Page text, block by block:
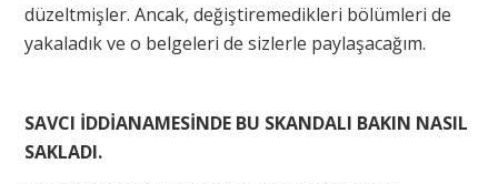
düzeltmişler. Ancak, değiştiremedikleri bölümleri de
yakaladık ve o belgeleri de sizlerle paylaşacağım.
SAVCI İDDİANAMESİNDE BU SKANDALI BAKIN NASIL
SAKLADI.